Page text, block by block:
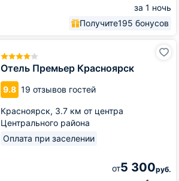
за 1 ночь
Получите195 бонусов
Отель Премьер Красноярск
9.8 19 отзывов гостей
Красноярск, 3.7 км от центра
Центрального района
Оплата при заселении
от5 300руб.